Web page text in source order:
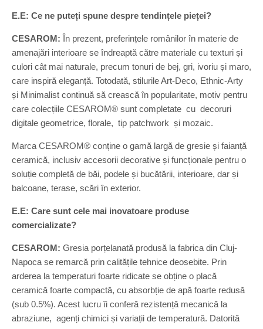
E.E: Ce ne puteți spune despre tendințele pieței?
CESAROM: În prezent, preferințele românilor în materie de
amenajări interioare se îndreaptă către materiale cu texturi și
culori cât mai naturale, precum tonuri de bej, gri, ivoriu și maro,
care inspiră eleganță. Totodată, stilurile Art-Deco, Ethnic-Arty
și Minimalist continuă să crească în popularitate, motiv pentru
care colecțiile CESAROM® sunt completate cu decoruri
digitale geometrice, florale, tip patchwork și mozaic.
Marca CESAROM® conține o gamă largă de gresie și faianță
ceramică, inclusiv accesorii decorative și funcționale pentru o
soluție completă de băi, podele și bucătării, interioare, dar și
balcoane, terase, scări în exterior.
E.E: Care sunt cele mai inovatoare produse
comercializate?
CESAROM: Gresia porțelanată produsă la fabrica din Cluj-
Napoca se remarcă prin calitățile tehnice deosebite. Prin
arderea la temperaturi foarte ridicate se obține o placă
ceramică foarte compactă, cu absorbție de apă foarte redusă
(sub 0.5%). Acest lucru îi conferă rezistență mecanică la
abraziune, agenți chimici și variații de temperatură. Datorită